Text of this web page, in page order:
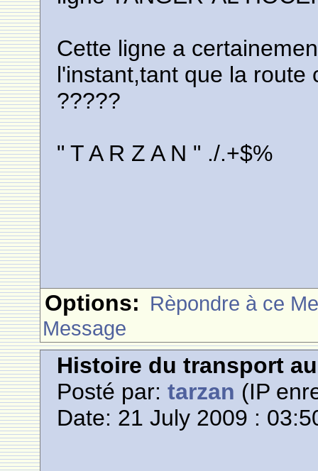
Cette ligne a
l'instant,tant que la route
?????
" T A R Z A N " ./.+$%
Options: Rèpondre à ce
Message
Histoire du transport
Posté par:tarzan (IP
Date: 21 July 2009 :